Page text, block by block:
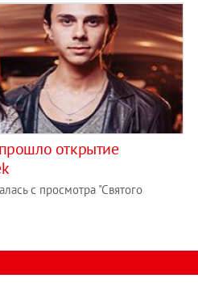
открытие
с просмотра "Святого